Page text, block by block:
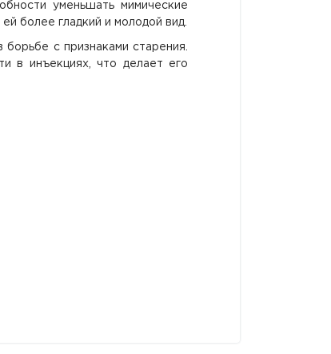
уменьшать мимические
более гладкий и молодой вид.
с признаками старения.
в инъекциях, что делает его